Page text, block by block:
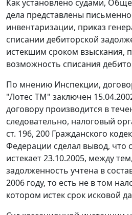
Как установлено судами,
дела представлены
инвентаризации, приказ
списании дебиторской
истекшим сроком взыскания,
возможность списания
По мнению Инспекции,
"Лотес ТМ" заключен
договору производится в
следовательно, налоговый
ст. 196, 200 Гражданского
Федерации сделал вывод, что
истекает 23.10.2005, между
задолженность учтена в
2006 году, то есть не в том
котором истек срок исковой